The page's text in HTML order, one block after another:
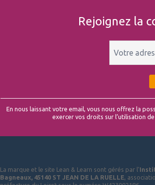
Rejoignez la
En nous laissant votre email, vous nous offrez la
exercer vos droits sur l’utilisation
La marque et le site Lean & Learn sont gérés par l'
Bagneaux, 45140 ST JEAN DE LA RUELLE,